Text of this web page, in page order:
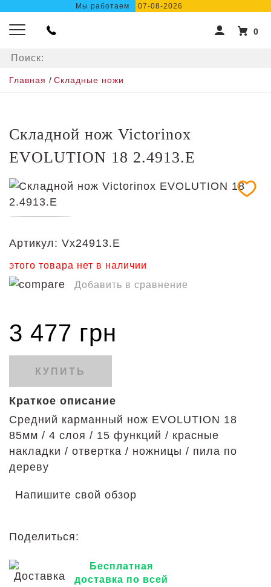
Мы работаем 07-08-2026
0
Главная / Складные ножи
Складной нож Victorinox
EVOLUTION 18 2.4913.E
Артикул: Vx24913.E
этого товара нет в наличии
Добавить в сравнение
3 477 грн
КУПИТЬ
Краткое описание
Средний карманный нож EVOLUTION 18
85мм / 4 слоя / 15 функций / красные
накладки / отвертка / ножницы / пила по
дереву
Напишите свой обзор
Поделиться:
Бесплатная
доставка по всей